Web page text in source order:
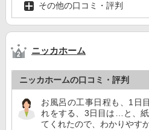
その他の口コミ・評判
ニッカホーム
ニッカホームの口コミ・評判
お風呂の工事日程も、1日
れをする、3日目は…と、
てくれたので、わかりやす